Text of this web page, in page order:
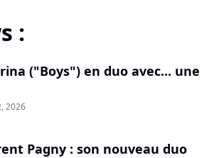
:
("Boys") en duo avec... une
2026
Pagny : son nouveau duo